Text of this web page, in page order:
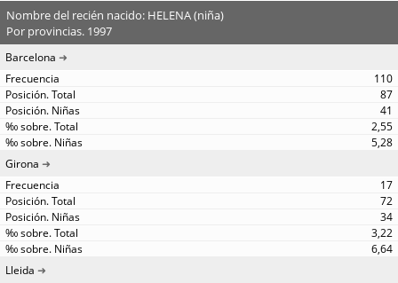
Nombre del recién nacido: HELENA (niña)
Por provincias. 1997
Barcelona
110
87
41
2,55
5,28
Girona
17
72
34
3,22
6,64
Lleida